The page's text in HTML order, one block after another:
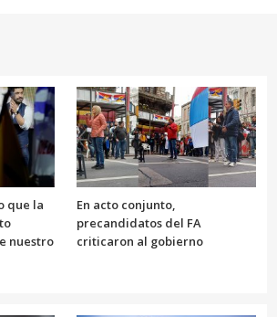
que la
nuestro
En acto conjunto,
precandidatos del FA
criticaron al gobierno